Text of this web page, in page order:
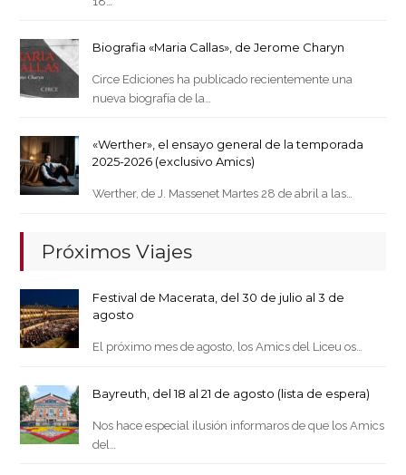
Biografia «Maria Callas», de Jerome Charyn
Circe Ediciones ha publicado recientemente una
nueva biografía de la…
«Werther», el ensayo general de la temporada
2025-2026 (exclusivo Amics)
Werther, de J. Massenet Martes 28 de abril a las…
Próximos Viajes
Festival de Macerata, del 30 de julio al 3 de
agosto
El próximo mes de agosto, los Amics del Liceu os…
Bayreuth, del 18 al 21 de agosto (lista de espera)
Nos hace especial ilusión informaros de que los Amics
del…